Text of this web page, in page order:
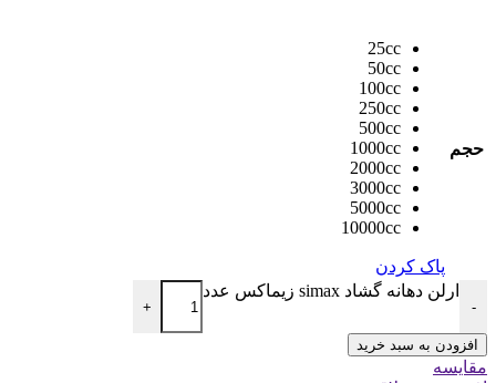
حجم
25cc
50cc
100cc
250cc
500cc
1000cc
2000cc
3000cc
5000cc
10000cc
پاک کردن
-
ارلن دهانه گشاد simax زیماکس عدد
+
افزودن به سبد خرید
مقایسه